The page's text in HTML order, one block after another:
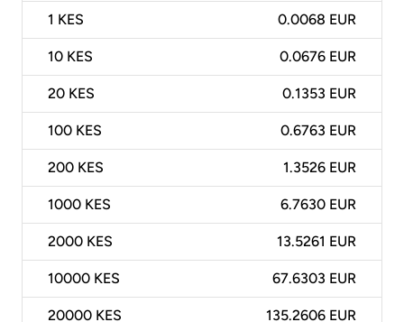
1 KES 0.0068 EUR
10 KES 0.0676 EUR
20 KES 0.1353 EUR
100 KES 0.6763 EUR
200 KES 1.3526 EUR
1000 KES 6.7630 EUR
2000 KES 13.5261 EUR
10000 KES 67.6303 EUR
20000 KES 135.2606 EUR